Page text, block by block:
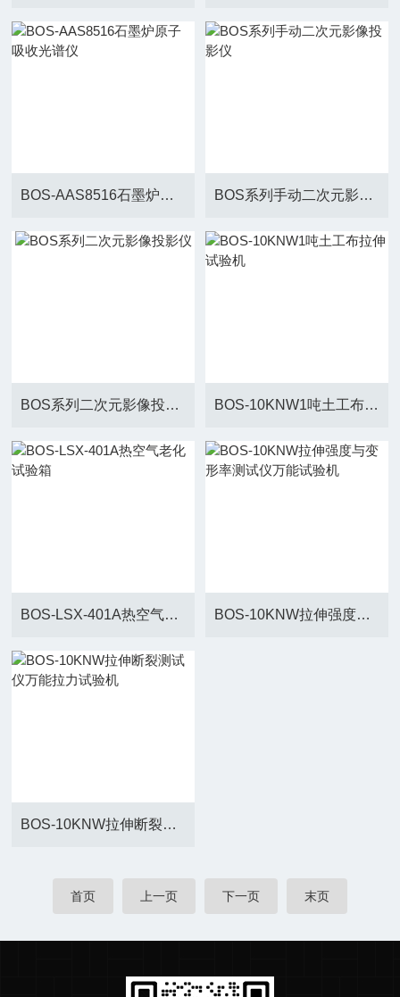
BOS-AAS8516石墨炉原子吸收光谱仪 BOS系列手动二次元影像投影仪
BOS系列二次元影像投影仪 BOS-10KNW1吨土工布拉伸试验机
BOS-LSX-401A热空气老化试验箱 BOS-10KNW拉伸强度与变形率测试仪万能试验机
BOS-10KNW拉伸断裂测试仪万能拉力试验机
首页 上一页 下一页 末页